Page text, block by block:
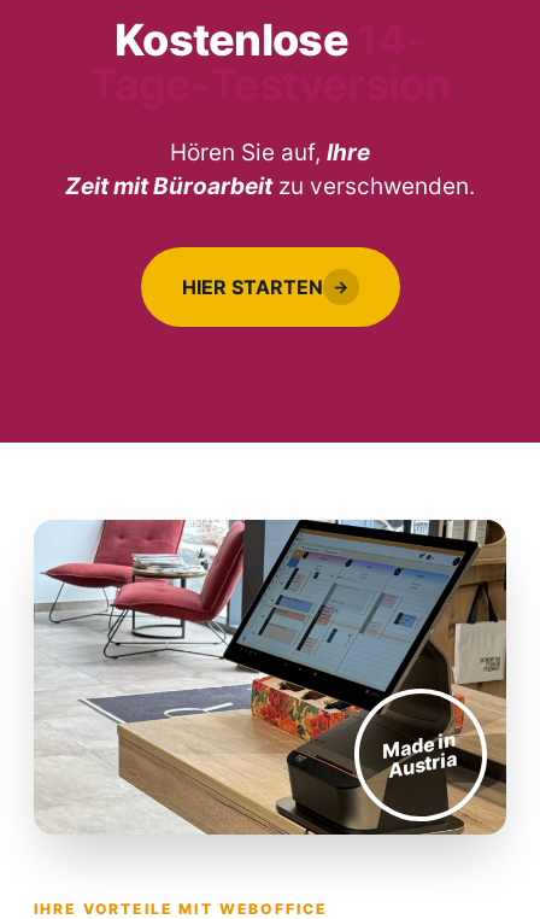
Kostenlose
Hören Sie auf, Ihre
Zeit mit Büroarbeitzu verschwenden.
HIER STARTEN →
Made in
Austria
IHRE VORTEILE MIT WEBOFFICE